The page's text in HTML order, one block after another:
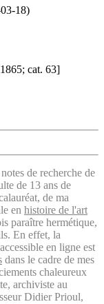
18)
cat. 63]
de recherche de
de 13 ans de
de ma
en histoire de l'art
paraître hermétique,
En effet, la
en ligne est
dans le cadre de mes
chaleureux
archiviste au
Didier Prioul,